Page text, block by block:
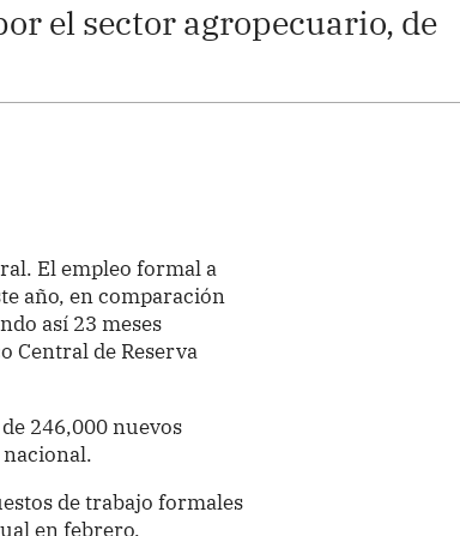
el sector agropecuario, de
El empleo formal a
año, en comparación
así 23 meses
Central de Reserva
246,000 nuevos
de trabajo formales
en febrero.